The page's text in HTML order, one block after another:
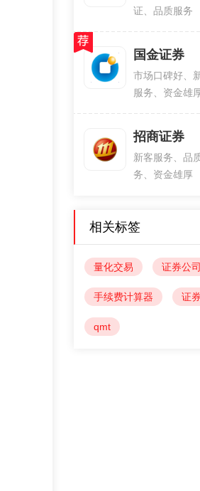
证、品质服务
国金证券
市场口碑好、
服务、资金雄
招商证券
新客服务、品
务、资金雄厚
相关标签
量化交易 证券公
手续费计算器 证
qmt